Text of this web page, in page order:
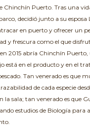
Chinchín Puerto. Tras una
decidió junto a su esposa
en puerto y ofrecer un
y frescura como el que
2015 abría Chinchín Puerto,
está en el producto y en el
Tan venerado es que
de cada especie
la sala; tan venerado es que
estudios de Biología para